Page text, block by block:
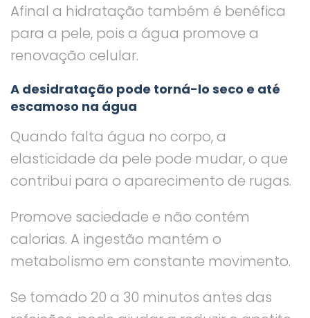
Afinal a hidratação também é benéfica
para a pele, pois a água promove a
renovação celular.
A desidratação pode torná-lo seco e até
escamoso na água
Quando falta água no corpo, a
elasticidade da pele pode mudar, o que
contribui para o aparecimento de rugas.
Promove saciedade e não contém
calorias. A ingestão mantém o
metabolismo em constante movimento.
Se tomado 20 a 30 minutos antes das